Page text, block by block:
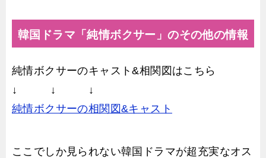
韓国ドラマ「純情ボクサー」のその他の情報
純情ボクサーのキャスト&相関図はこちら
↓ ↓ ↓
純情ボクサーの相関図&キャスト
ここでしか見られない韓国ドラマが超充実なオス